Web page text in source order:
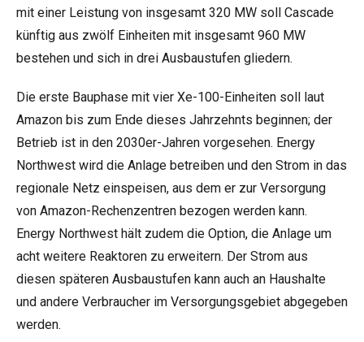
mit einer Leistung von insgesamt 320 MW soll Cascade
künftig aus zwölf Einheiten mit insgesamt 960 MW
bestehen und sich in drei Ausbaustufen gliedern.
Die erste Bauphase mit vier Xe-100-Einheiten soll laut
Amazon bis zum Ende dieses Jahrzehnts beginnen; der
Betrieb ist in den 2030er-Jahren vorgesehen. Energy
Northwest wird die Anlage betreiben und den Strom in das
regionale Netz einspeisen, aus dem er zur Versorgung
von Amazon-Rechenzentren bezogen werden kann.
Energy Northwest hält zudem die Option, die Anlage um
acht weitere Reaktoren zu erweitern. Der Strom aus
diesen späteren Ausbaustufen kann auch an Haushalte
und andere Verbraucher im Versorgungsgebiet abgegeben
werden.